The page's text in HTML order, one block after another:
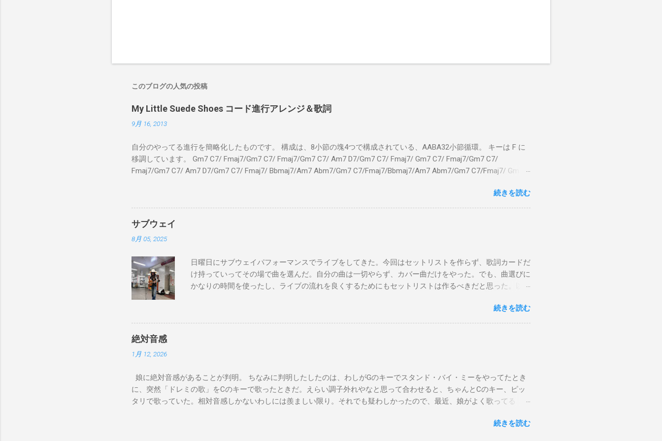
このブログの人気の投稿
My Little Suede Shoes コード進行アレンジ＆歌詞
9月 16, 2013
自分のやってる進行を簡略化したものです。 構成は、8小節の塊4つで構成されている、AABA32小節循環。 キーは F に
移調しています。 Gm7 C7/ Fmaj7/Gm7 C7/ Fmaj7/Gm7 C7/ Am7 D7/Gm7 C7/ Fmaj7/ Gm7 C7/ Fmaj7/Gm7 C7/
Fmaj7/Gm7 C7/ Am7 D7/Gm7 C7/ Fmaj7/ Bbmaj7/Am7 Abm7/Gm7 C7/Fmaj7/Bbmaj7/Am7 Abm7/Gm7 C7/Fmaj7/ Gm7
C7 Fmaj7 黒いスエードシューズ Gm7 C7 Am とてもお気に入りなのさ D7 Gm7 C7 Fmaj7 どこへ行く
のも一緒さ Gm7 C7 Fmaj7 僕のスウェードシューズ Gm7 C7 Fmaj7 先の尖ったシューズ Gm7 C7
Am7 とてもカッコいいのさ D7 Gm7 C7 Fmaj7 いつも気分最高 Bbmaj7 Am7 Abm7 こい...
続きを読む
サブウェイ
8月 05, 2025
日曜日にサブウェイパフォーマンスでライブをしてきた。今回はセットリストを作らず、歌詞カードだ
け持っていってその場で曲を選んだ。自分の曲は一切やらず、カバー曲だけをやった。でも、曲選びに
かなりの時間を使ったし、ライブの流れを良くするためにもセットリストは作るべきだと思った。以下
でやってない違う曲をやる予定です。是非お越しください。 A change is gonna come Gee, baby, ain't I
good to you Michelle All Of Me Susie Q St. Louis Blues Amado Mio 上を向いて歩こう The Dock Of The
too much time deciding which songs to play. Here’s the list of songs I performed. My next subway gig is
on Sunday, September 7th. I’m going to play songs I’ve never performed before.
続きを読む
絶対音感
1月 12, 2026
娘に絶対音感があることが判明。 ちなみに判明したしたのは、わしがGのキーでスタンド・バイ・ミーをやってたとき
に、突然「ドレミの歌」をCのキーで歌ったときだ。えらい調子外れやなと思って合わせると、ちゃんとCのキー、ピッ
タリで歌っていた。相対音感しかないわしには羨ましい限り。それでも疑わしかったので、最近、娘がよく歌ってる「帰
続きを読む